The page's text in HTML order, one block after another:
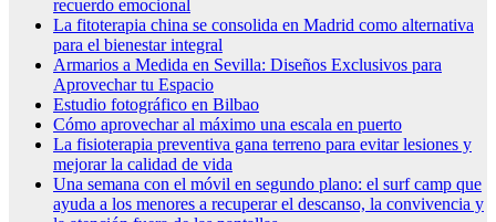
recuerdo emocional
La fitoterapia china se consolida en Madrid como alternativa
para el bienestar integral
Armarios a Medida en Sevilla: Diseños Exclusivos para
Aprovechar tu Espacio
Estudio fotográfico en Bilbao
Cómo aprovechar al máximo una escala en puerto
La fisioterapia preventiva gana terreno para evitar lesiones y
mejorar la calidad de vida
Una semana con el móvil en segundo plano: el surf camp que
ayuda a los menores a recuperar el descanso, la convivencia y